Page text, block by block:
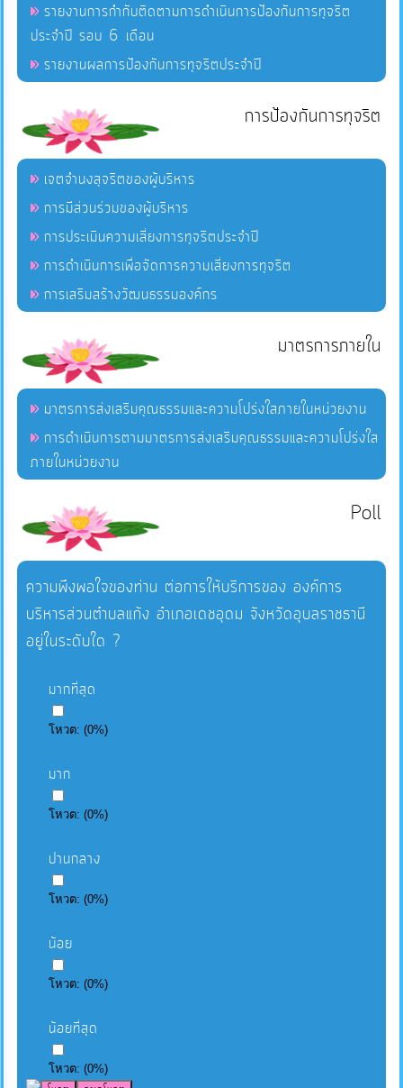
รายงานการกำกับติดตามการดำเนินการป้องกันการทุจริต
ประจำปี รอบ 6 เดือน
รายงานผลการป้องกันการทุจริตประจำปี
การป้องกันการทุจริต
เจตจำนงสุจริตของผู้บริหาร
การมีส่วนร่วมของผู้บริหาร
การประเมินความเสี่ยงการทุจริตประจำปี
การดำเนินการเพื่อจัดการความเสี่ยงการทุจริต
การเสริมสร้างวัฒนธรรมองค์กร
มาตรการภายใน
มาตรการส่งเสริมคุณธรรมและความโปร่งใสภายในหน่วยงาน
การดำเนินการตามมาตรการส่งเสริมคุณธรรมและความโปร่งใส
ภายในหน่วยงาน
Poll
ความพึงพอใจของท่าน ต่อการให้บริการของ องค์การ
บริหารส่วนตำบลแก้ง อำเภอเดชอุดม จังหวัดอุบลราชธานี
อยู่ในระดับใด ?
มากที่สุด
โหวต:(0%)
มาก
โหวต:(0%)
ปานกลาง
โหวต:(0%)
น้อย
โหวต:(0%)
น้อยที่สุด
โหวต:(0%)